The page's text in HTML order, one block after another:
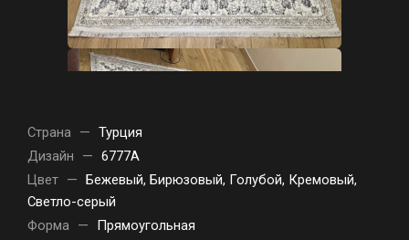
Страна — Турция
Дизайн
— 6777A
Цвет — Бежевый, Бирюзовый, Голубой, Кремовый,
Светло-серый
Форма —
Прямоугольная